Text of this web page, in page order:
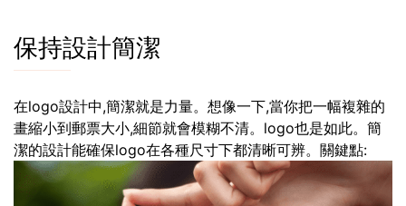
保持設計簡潔
在logo設計中,簡潔就是力量。想像一下,當你把一幅複雜的
畫縮小到郵票大小,細節就會模糊不清。logo也是如此。簡
潔的設計能確保logo在各種尺寸下都清晰可辨。關鍵點: